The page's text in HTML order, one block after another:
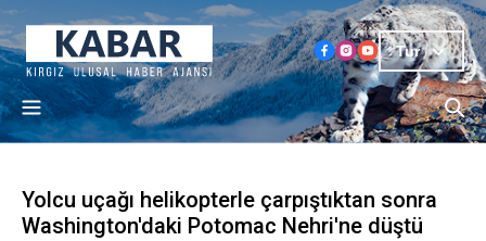
Tur
Yolcu uçağı helikopterle çarpıştıktan sonra
Washington'daki Potomac Nehri'ne düştü